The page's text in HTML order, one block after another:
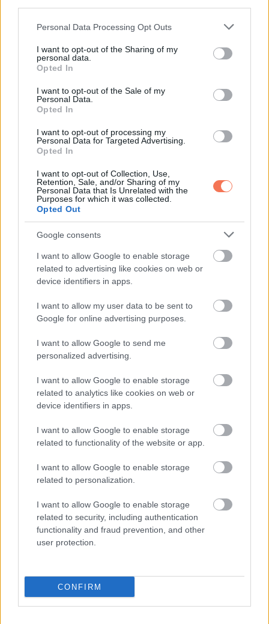
Please note that this website/app uses one or more Google
not limited to your visit or usage behaviour. You may click to
grant or deny consent to Google and its third-party tags to
use your data for below specified purposes in below Google
consent section.
Personal Data Processing Opt Outs
I want to opt-out of the Sharing of my
personal data.
Opted In
I want to opt-out of the Sale of my
Personal Data.
Opted In
I want to opt-out of processing my
Personal Data for Targeted Advertising.
Opted In
I want to opt-out of Collection, Use,
Retention, Sale, and/or Sharing of my
Personal Data that Is Unrelated with the
Purposes for which it was collected.
Opted Out
Google consents
I want to allow Google to enable storage
related to advertising like cookies on web or
device identifiers in apps.
I want to allow my user data to be sent to
Google for online advertising purposes.
I want to allow Google to send me
personalized advertising.
I want to allow Google to enable storage
related to analytics like cookies on web or
device identifiers in apps.
I want to allow Google to enable storage
related to functionality of the website or app.
I want to allow Google to enable storage
related to personalization.
I want to allow Google to enable storage
related to security, including authentication
functionality and fraud prevention, and other
user protection.
CONFIRM
„Raj, eszednél voltál? A feleséged friss szülő, te meg
Mások rálicitáltak:
„Az egész falu beszél rólatok. A Kapoor család hírhedt,
ahogy bánik a menyeivel. Ki akar majd ide házasodni?”
A fejemet fogtam, és hallgattam. Minden vád úgy hasított
belém, mint egy kés.
A gyermek elvesztésének
fájdalma
Éjjel titokban felhívtam Anitát. Felvette. A képernyőn láttam,
ahogy a fiunk az ölében alszik. Összeszorult a torkom. Csak
ennyit kértem:
„Anita, legalább hadd lássam őt. Borzasztóan hiányzik.”
„Most eszedbe jut a fiad? És nem jut eszedbe, hogy a
raktárba dobtál, és szolgaként bántál velem? Raj, elkéstél.
Nem megyek vissza.”
Későn jött bűntudat
Napokig úgy jártam-keltem, mint egy üres test. A munkára
képtelen voltam figyelni. Minden éjjel azt álmodtam, hogy
Anita a fiunkkal elmegy, én meg hiába rohanok utánuk.
Kezdtem megérteni. Két éven át csak anyám hangját
mellette, pedig értem adta fel az életét.
Most ennek az árát fizetem. Elveszíthetem őt és a fiamat.